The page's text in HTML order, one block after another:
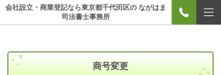
会社設立・商業登記なら東京都千代田区の ながはま
司法書士事務所
商号変更